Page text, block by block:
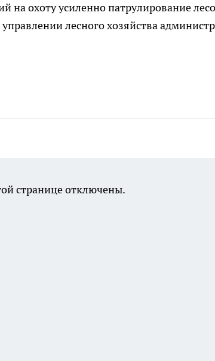
на охоту усиленно патрулирование
лесного хозяйства
странице отключены.